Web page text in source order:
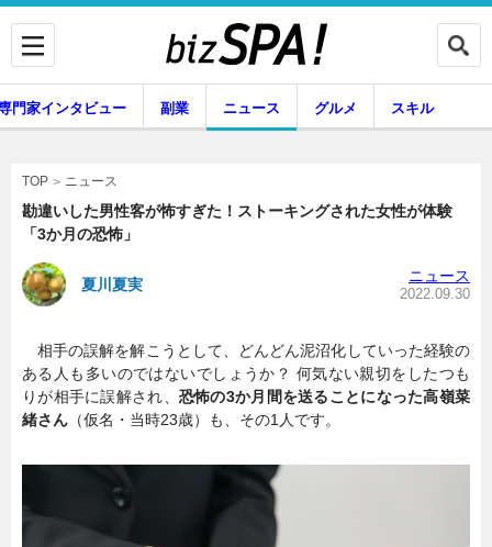
専門家インタビュー
副業 ニュース
暮らし
門家インタビュー 副業 ニュース グルメ スキル
TOP ニュース
勘違いした男性客が怖すぎた！ストーキングされた女性が体験
「3か月の恐怖」
夏川夏実 ニュース
2022.09.30
相手の誤解を解こうとして、どんどん泥沼化していった経験の
ある人も多いのではないでしょうか？ 何気ない親切をしたつも
りが相手に誤解され、 恐怖の3か月間を送ることになった高嶺菜
緒さん （仮名・当時23歳）も、その1人です。